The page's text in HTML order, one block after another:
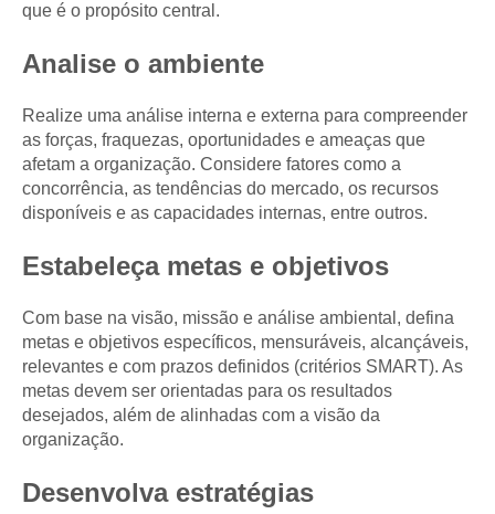
que é o propósito central.
Analise o ambiente
Realize uma análise interna e externa para compreender
as forças, fraquezas, oportunidades e ameaças que
afetam a organização. Considere fatores como a
concorrência, as tendências do mercado, os recursos
disponíveis e as capacidades internas, entre outros.
Estabeleça metas e objetivos
Com base na visão, missão e análise ambiental, defina
metas e objetivos específicos, mensuráveis, alcançáveis,
relevantes e com prazos definidos (critérios SMART). As
metas devem ser orientadas para os resultados
desejados, além de alinhadas com a visão da
organização.
Desenvolva estratégias